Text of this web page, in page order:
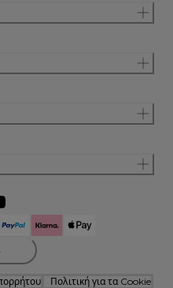
Πολιτική για τα Cookie